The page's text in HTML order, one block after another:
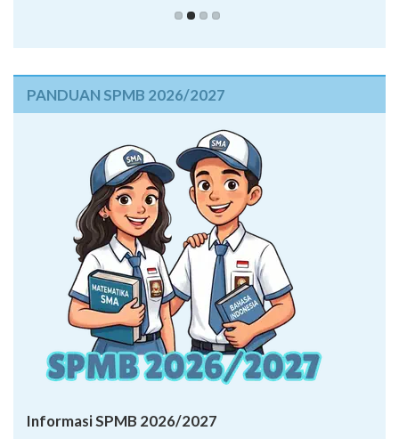
PANDUAN SPMB 2026/2027
Informasi SPMB 2026/2027